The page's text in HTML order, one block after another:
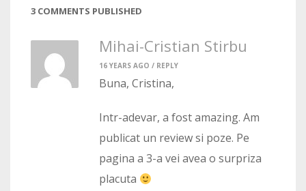
3 COMMENTS PUBLISHED
Mihai-Cristian Stirbu
16 YEARS AGO / REPLY
Buna, Cristina,
Intr-adevar, a fost amazing. Am
publicat un review si poze. Pe
pagina a 3-a vei avea o surpriza
placuta